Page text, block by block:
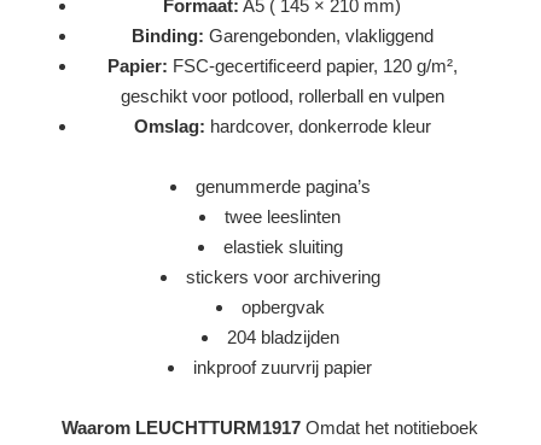
Formaat: A5 ( 145 × 210 mm)
Binding: Garengebonden, vlakliggend
Papier: FSC-gecertificeerd papier, 120 g/m²,
geschikt voor potlood, rollerball en vulpen
Omslag: hardcover, donkerrode kleur
genummerde pagina’s
twee leeslinten
elastiek sluiting
stickers voor archivering
opbergvak
204 bladzijden
inkproof zuurvrij papier
Waarom LEUCHTTURM1917 Omdat het notitieboek